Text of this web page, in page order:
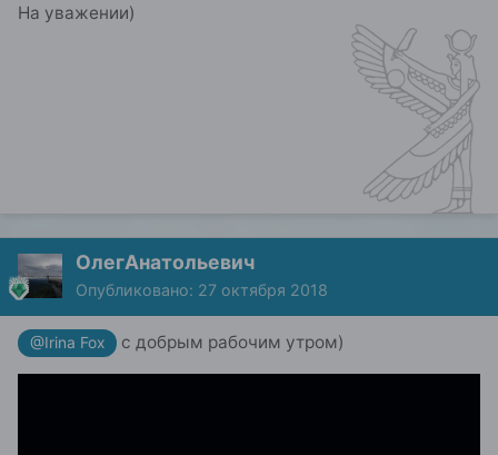
На уважении)
ОлегАнатольевич
Опубликовано: 27 октября 2018
@Irina Fox с добрым рабочим утром)